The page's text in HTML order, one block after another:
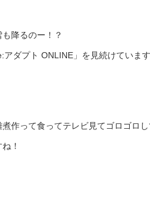
降るのー！？
ダプト ONLINE」を見続けていま
作って食ってテレビ見てゴロゴロ
！